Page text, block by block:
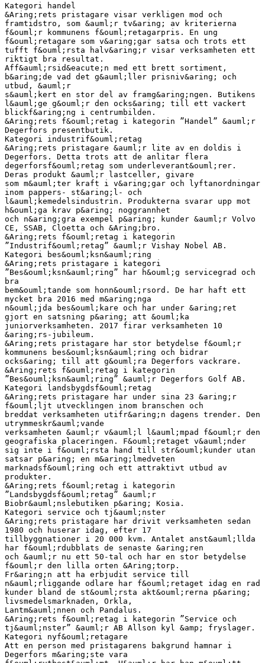
Kategori handel
&Aring;rets pristagare visar verkligen mod och
framtidstro, som &auml;r tv&aring; av kriterierna
f&ouml;r kommunens f&ouml;retagarpris. En ung
f&ouml;retagare som v&aring;gar satsa och trots ett
tufft f&ouml;rsta halv&aring;r visar verksamheten ett
riktigt bra resultat.
Aff&auml;rsid&eacute;n med ett brett sortiment,
b&aring;de vad det g&auml;ller prisniv&aring; och
utbud, &auml;r
s&auml;kert en stor del av framg&aring;ngen. Butikens
l&auml;ge g&ouml;r den ocks&aring; till ett vackert
blickf&aring;ng i centrumbilden.
&Aring;rets f&ouml;retag i kategorin ”Handel” &auml;r
Degerfors presentbutik.
Kategori industrif&ouml;retag
&Aring;rets pristagare &auml;r lite av en doldis i
Degerfors. Detta trots att de anlitar flera
degerforsf&ouml;retag som underleverant&ouml;rer.
Deras produkt &auml;r lastceller, givare
som m&auml;ter kraft i v&aring;gar och lyftanordningar
inom pappers- st&aring;l- och
l&auml;kemedelsindustrin. Produkterna svarar upp mot
h&ouml;ga krav p&aring; noggrannhet
och n&aring;gra exempel p&aring; kunder &auml;r Volvo
CE, SSAB, Cloetta och &Aring;bro.
&Aring;rets f&ouml;retag i kategorin
”Industrif&ouml;retag” &auml;r Vishay Nobel AB.
Kategori bes&ouml;ksn&auml;ring
&Aring;rets pristagare i kategori
”Bes&ouml;ksn&auml;ring” har h&ouml;g servicegrad och
bra
bem&ouml;tande som honn&ouml;rsord. De har haft ett
mycket bra 2016 med m&aring;nga
n&ouml;jda bes&ouml;kare och har under &aring;ret
gjort en satsning p&aring; att &ouml;ka
juniorverksamheten. 2017 firar verksamheten 10
&aring;rs-jubileum.
&Aring;rets pristagare har stor betydelse f&ouml;r
kommunens bes&ouml;ksn&auml;ring och bidrar
ocks&aring; till att g&ouml;ra Degerfors vackrare.
&Aring;rets f&ouml;retag i kategorin
”Bes&ouml;ksn&auml;ring” &auml;r Degerfors Golf AB.
Kategori landsbygdsf&ouml;retag
&Aring;rets pristagare har under sina 23 &aring;r
f&ouml;ljt utvecklingen inom branschen och
breddat verksamheten utifr&aring;n dagens trender. Den
utrymmeskr&auml;vande
verksamheten &auml;r v&auml;l l&auml;mpad f&ouml;r den
geografiska placeringen. F&ouml;retaget v&auml;nder
sig inte i f&ouml;rsta hand till str&ouml;kunder utan
satsar p&aring; en m&aring;lmedveten
marknadsf&ouml;ring och ett attraktivt utbud av
produkter.
&Aring;rets f&ouml;retag i kategorin
”Landsbygdsf&ouml;retag” &auml;r
Biobr&auml;nslebutiken p&aring; Kosia.
Kategori service och tj&auml;nster
&Aring;rets pristagare har drivit verksamheten sedan
1980 och huserar idag, efter 17
tillbyggnationer i 20 000 kvm. Antalet anst&auml;llda
har f&ouml;rdubblats de senaste &aring;ren
och &auml;r nu ett 50-tal och har en stor betydelse
f&ouml;r den lilla orten &Aring;torp.
Fr&aring;n att ha erbjudit service till
n&auml;rliggande odlare har f&ouml;retaget idag en rad
kunder bland de st&ouml;rsta akt&ouml;rerna p&aring;
livsmedelsmarknaden, Orkla,
Lantm&auml;nnen och Pandalus.
&Aring;rets f&ouml;retag i kategorin ”Service och
tj&auml;nster” &auml;r AB Allson kyl &amp; fryslager.
Kategori nyf&ouml;retagare
Att en person med pristagarens bakgrund hamnar i
Degerfors m&aring;ste vara